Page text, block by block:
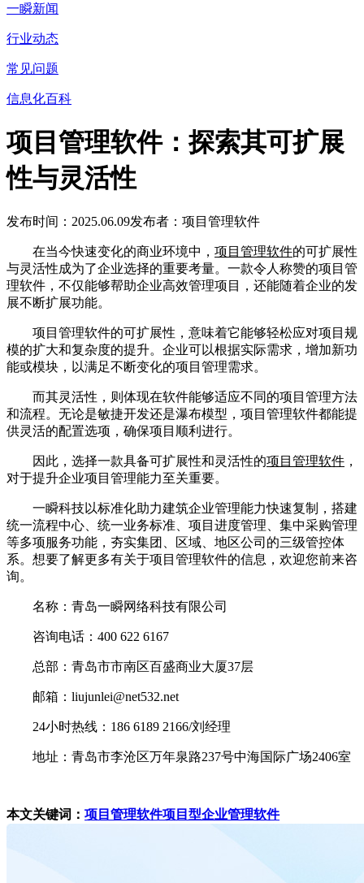
一瞬新闻
行业动态
常见问题
信息化百科
项目管理软件：探索其可扩展
性与灵活性
发布时间：2025.06.09发布者：项目管理软件
在当今快速变化的商业环境中， 项目管理软件的可扩展性
与灵活性成为了企业选择的重要考量。一款令人称赞的项目管
理软件，不仅能够帮助企业高效管理项目，还能随着企业的发
展不断扩展功能。
项目管理软件的可扩展性，意味着它能够轻松应对项目规
模的扩大和复杂度的提升。企业可以根据实际需求，增加新功
能或模块，以满足不断变化的项目管理需求。
而其灵活性，则体现在软件能够适应不同的项目管理方法
和流程。无论是敏捷开发还是瀑布模型，项目管理软件都能提
供灵活的配置选项，确保项目顺利进行。
因此，选择一款具备可扩展性和灵活性的项目管理软件 ，
对于提升企业项目管理能力至关重要。
一瞬科技以标准化助力建筑企业管理能力快速复制，搭建
统一流程中心、统一业务标准、项目进度管理、集中采购管理
等多项服务功能，夯实集团、区域、地区公司的三级管控体
系。想要了解更多有关于项目管理软件的信息，欢迎您前来咨
询。
名称：青岛一瞬网络科技有限公司
咨询电话：400 622 6167
总部：青岛市市南区百盛商业大厦37层
邮箱：liujunlei@net532.net
24小时热线：186 6189 2166/刘经理
地址：青岛市李沧区万年泉路237号中海国际广场2406室
本文关键词： 项目管理软件项目型企业管理软件